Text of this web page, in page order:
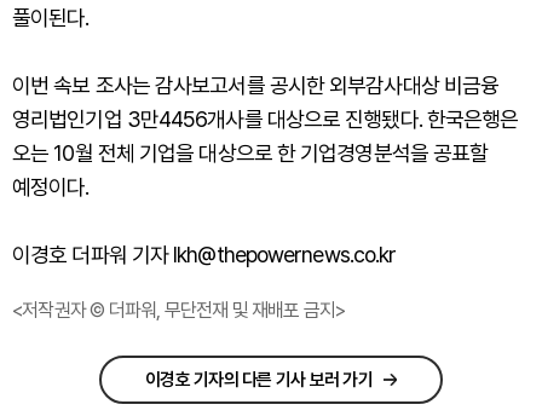
풀이된다.
이번 속보 조사는 감사보고서를 공시한 외부감사대상 비금융
영리법인기업 3만4456개사를 대상으로 진행됐다. 한국은행은
오는 10월 전체 기업을 대상으로 한 기업경영분석을 공표할
예정이다.
이경호 더파워 기자 lkh@thepowernews.co.kr
<저작권자 © 더파워, 무단전재 및 재배포 금지>
이경호 기자의 다른 기사 보러 가기